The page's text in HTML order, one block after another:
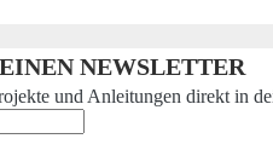
NEWSLETTER
und Anleitungen direkt in